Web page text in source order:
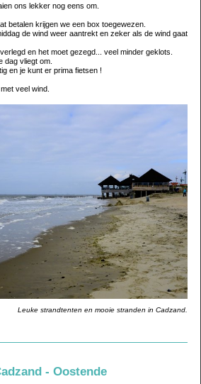
ons lekker nog eens om.
betalen krijgen we een box toegewezen.
de wind weer aantrekt en zeker als de wind gaat
en het moet gezegd... veel minder geklots.
dag vliegt om.
en je kunt er prima fietsen !
veel wind.
Leuke strandtenten en mooie stranden in Cadzand.
- Oostende